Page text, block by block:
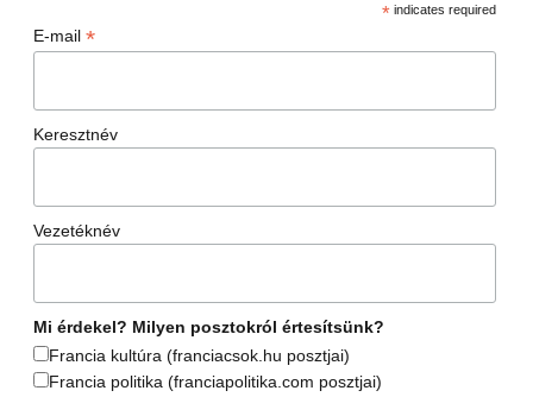
*indicates required
E-mail *
Keresztnév
Vezetéknév
Mi érdekel? Milyen posztokról értesítsünk?
Francia kultúra (franciacsok.hu posztjai)
Francia politika (franciapolitika.com posztjai)